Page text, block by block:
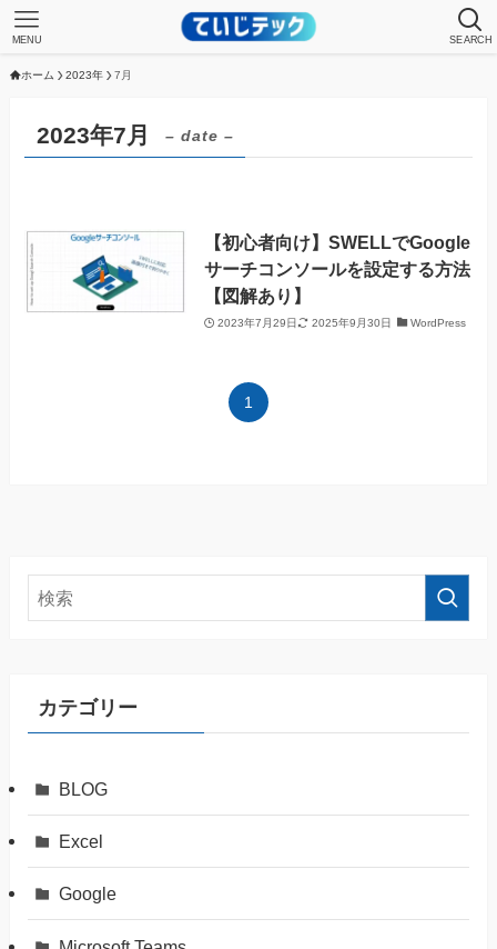
SEARCH
MENU
ホーム 2023年 7月
2023年7月 – date –
【初心者向け】SWELLでGoogle
サーチコンソールを設定する方法
【図解あり】
2023年7月29日 2025年9月30日 WordPress
1
カテゴリー
BLOG
Excel
Google